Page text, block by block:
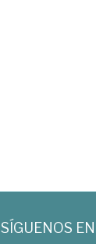
SÍGUENOS EN